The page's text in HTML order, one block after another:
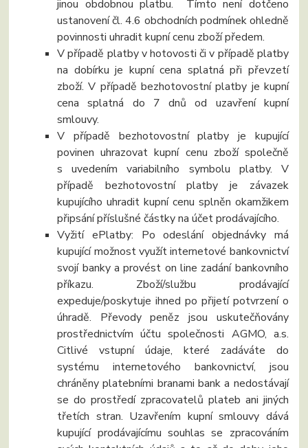
jinou obdobnou platbu. Tímto není dotčeno
ustanovení čl. 4.6 obchodních podmínek ohledně
povinnosti uhradit kupní cenu zboží předem.
V případě platby v hotovosti či v případě platby
na dobírku je kupní cena splatná při převzetí
zboží. V případě bezhotovostní platby je kupní
cena splatná do 7 dnů od uzavření kupní
smlouvy.
V případě bezhotovostní platby je kupující
povinen uhrazovat kupní cenu zboží společně
s uvedením variabilního symbolu platby. V
případě bezhotovostní platby je závazek
kupujícího uhradit kupní cenu splněn okamžikem
připsání příslušné částky na účet prodávajícího.
Vyžití ePlatby: Po odeslání objednávky má
kupující možnost využít internetové bankovnictví
svojí banky a provést on line zadání bankovního
příkazu. Zboží/službu prodávající
expeduje/poskytuje ihned po přijetí potvrzení o
úhradě. Převody peněz jsou uskutečňovány
prostřednictvím účtu společnosti AGMO, a.s.
Citlivé vstupní údaje, které zadáváte do
systému internetového bankovnictví, jsou
chráněny platebními branami bank a nedostávají
se do prostředí zpracovatelů plateb ani jiných
třetích stran. Uzavřením kupní smlouvy dává
kupující prodávajícímu souhlas se zpracováním